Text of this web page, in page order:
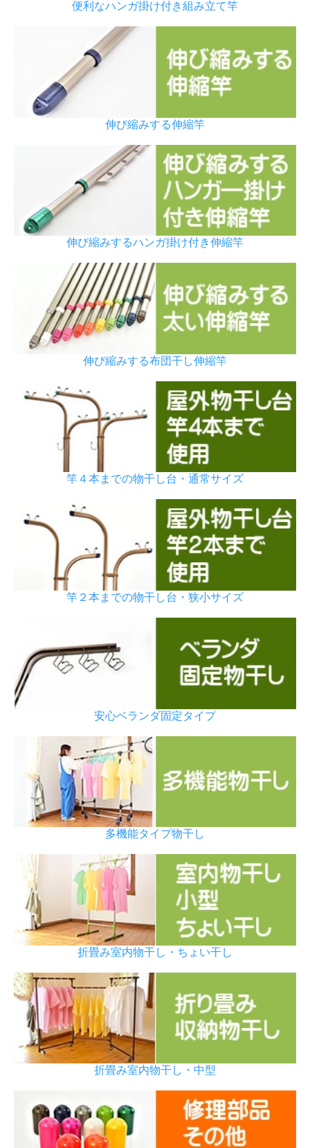
便利なハンガ掛け付き組み立て竿
伸び縮みする伸縮竿
伸び縮みするハンガ掛け付き伸縮竿
伸び縮みする布団干し伸縮竿
竿４本までの物干し台・通常サイズ
竿２本までの物干し台・狭小サイズ
安心ベランダ固定タイプ
多機能タイプ物干し
折畳み室内物干し・ちょい干し
折畳み室内物干し・中型